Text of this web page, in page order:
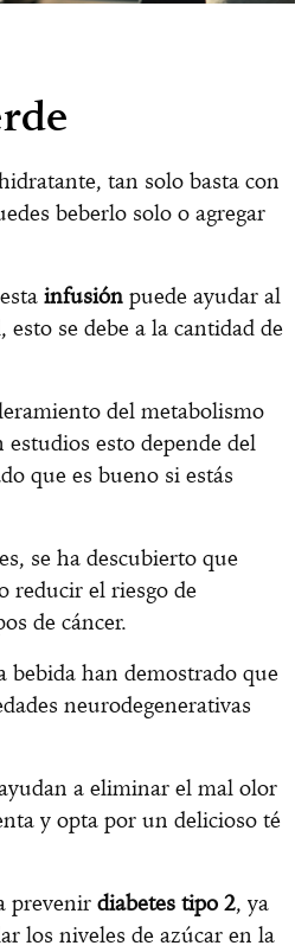
tan solo basta con
beberlo solo o agregar
infusión puede ayudar al
se debe a la cantidad de
del metabolismo
estudios esto depende del
que es bueno si estás
se ha descubierto que
reducir el riesgo de
de cáncer.
bebida han demostrado que
neurodegenerativas
a eliminar el mal olor
y opta por un delicioso té
prevenir diabetes tipo 2, ya
los niveles de azúcar en la